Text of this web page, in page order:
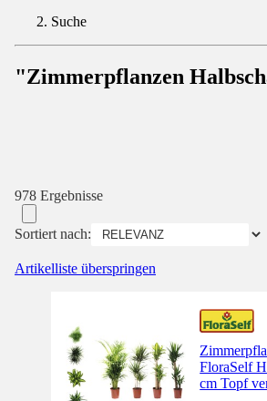
Suche
"Zimmerpflanzen
978 Ergebnisse
Sortiert nach:
Artikelliste überspringen
FloraSelf
cm Topf